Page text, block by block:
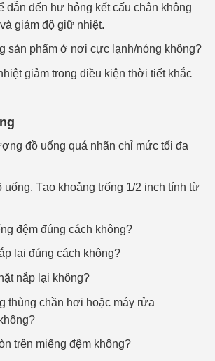
dẫn đến hư hỏng kết cấu chân không
giảm độ giữ nhiệt.
sản phẩm ở nơi cực lạnh/nóng không?
giảm trong điều kiện thời tiết khắc
đồ uống quá nhãn chỉ mức tối đa
Tạo khoảng trống 1/2 inch tính từ
đệm đúng cách không?
lại đúng cách không?
nắp lại không?
thùng chần hơi hoặc máy rửa
trên miếng đệm không?